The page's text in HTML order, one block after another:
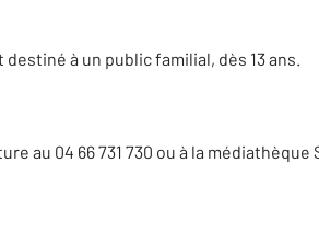
à un public familial, dès 13 ans.
au 04 66 731 730 ou à la médiathèque